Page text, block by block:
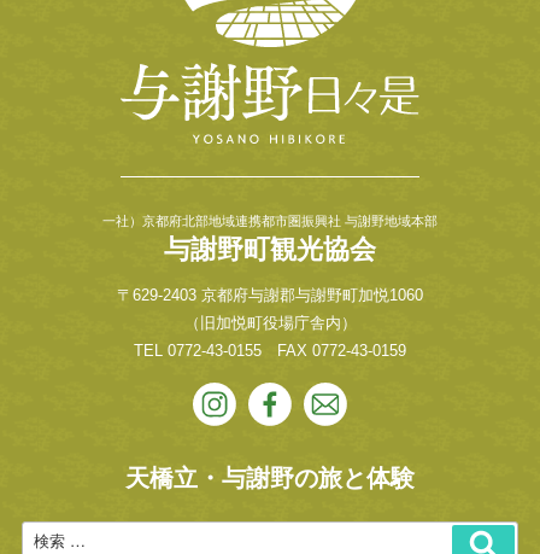
一社）京都府北部地域連携都市圏振興社 与謝野地域本部
与謝野町観光協会
〒629-2403 京都府与謝郡与謝野町加悦1060
（旧加悦町役場庁舎内）
TEL 0772-43-0155 FAX 0772-43-0159
天橋立・与謝野の旅と体験